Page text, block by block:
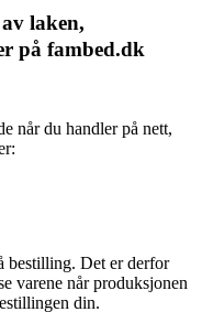
laken,
på fambed.dk
når du handler på nett,
bestilling. Det er derfor
varene når produksjonen
din.